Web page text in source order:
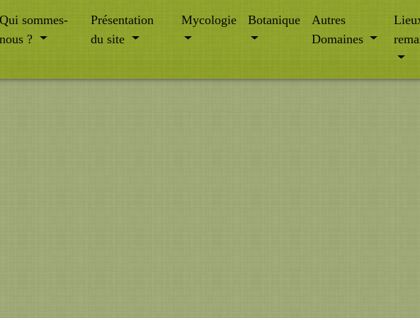
Qui sommes-
nous ?
Présentation
du site
Mycologie Botanique
Autres
Domaines